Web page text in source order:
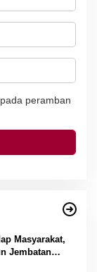
peramban
Masyarakat,
Jembatan
Pribadi